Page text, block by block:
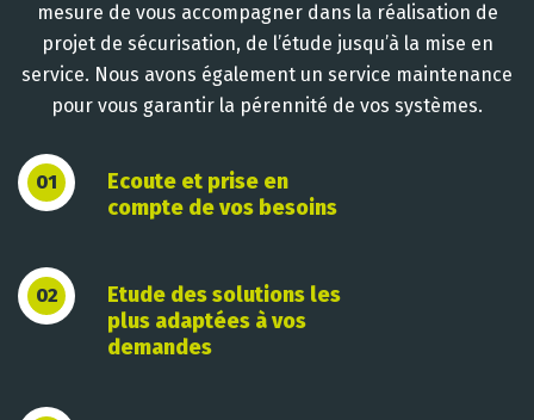
mesure de vous accompagner dans la réalisation de
projet de sécurisation, de l’étude jusqu’à la mise en
service. Nous avons également un service maintenance
pour vous garantir la pérennité de vos systèmes.
01
Ecoute et prise en
compte de vos besoins
02
Etude des solutions les
plus adaptées à vos
demandes